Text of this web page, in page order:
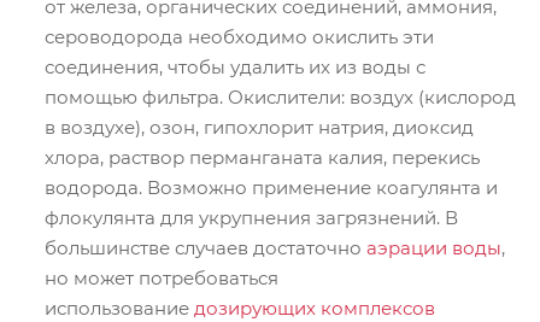
от железа, органических соединений, аммония,
сероводорода необходимо окислить эти
соединения, чтобы удалить их из воды с
помощью фильтра. Окислители: воздух (кислород
в воздухе), озон, гипохлорит натрия, диоксид
хлора, раствор перманганата калия, перекись
водорода. Возможно применение коагулянта и
флокулянта для укрупнения загрязнений. В
большинстве случаев достаточно аэрации воды,
но может потребоваться
использование дозирующих комплексов